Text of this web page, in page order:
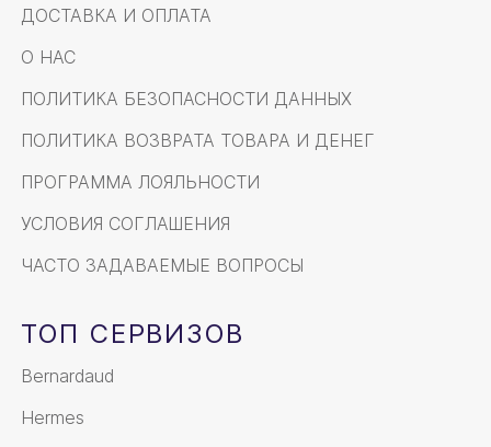
ДОСТАВКА И ОПЛАТА
О НАС
ПОЛИТИКА БЕЗОПАСНОСТИ ДАННЫХ
ПОЛИТИКА ВОЗВРАТА ТОВАРА И ДЕНЕГ
ПРОГРАММА ЛОЯЛЬНОСТИ
УСЛОВИЯ СОГЛАШЕНИЯ
ЧАСТО ЗАДАВАЕМЫЕ ВОПРОСЫ
ТОП СЕРВИЗОВ
Bernardaud
Hermes